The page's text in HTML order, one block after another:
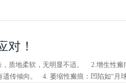
对！
质地柔软，无明显不适。 2.增生性瘢
传倾向。 4. 萎缩性瘢痕：凹陷如“月